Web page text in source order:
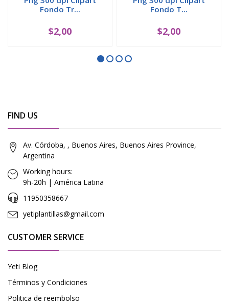
Fondo Tr...
$2,00
Fondo T...
$2,00
FIND US
Av. Córdoba, , Buenos Aires, Buenos Aires Province,
Argentina
Working hours:
9h-20h | América Latina
11950358667
yetiplantillas@gmail.com
CUSTOMER SERVICE
Yeti Blog
Términos y Condiciones
Politica de reembolso